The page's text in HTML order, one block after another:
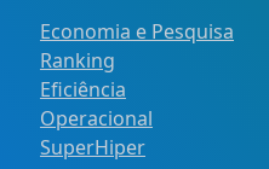
Economia e Pesquisa
Ranking
Eficiência
Operacional
SuperHiper